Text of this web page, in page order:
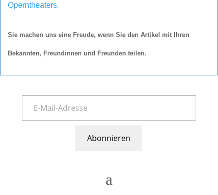
Operntheaters.
Sie machen uns eine Freude, wenn Sie den Artikel mit Ihren
Bekannten, Freundinnen und Freunden teilen.
Abonnieren